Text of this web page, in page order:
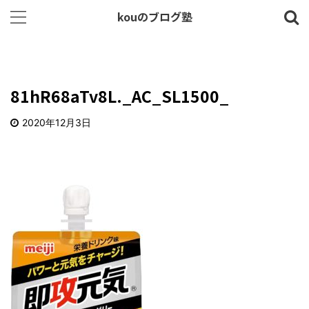
kouのブログ塾
81hR68aTv8L._AC_SL1500_
2020年12月3日